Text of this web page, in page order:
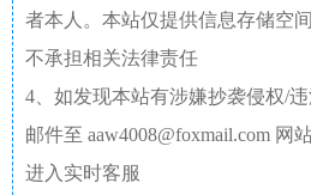
者本人。本站仅提供信息存储空
不承担相关法律责任
4、如发现本站有涉嫌抄袭侵权/
邮件至 aaw4008@foxmail.com 网
进入实时客服